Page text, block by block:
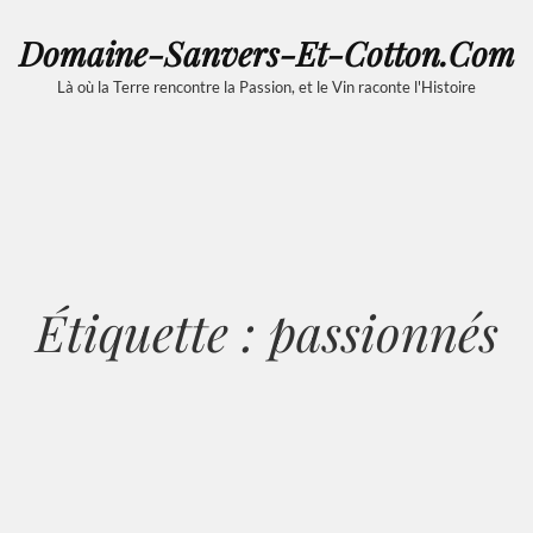
Domaine-Sanvers-Et-Cotton.com
Là où la Terre rencontre la Passion, et le Vin raconte l'Histoire
Étiquette : passionnés